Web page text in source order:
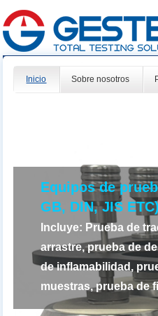
Inicio Sobre nosotros
Equipos de
GB, DIN, JIS ETC)
Incluye: Prueba de
arrastre, prueba de
de inflamabilidad,
muestras, prueba de